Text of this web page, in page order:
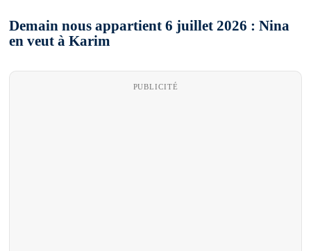
Demain nous appartient 6 juillet 2026 : Nina
en veut à Karim
PUBLICITÉ